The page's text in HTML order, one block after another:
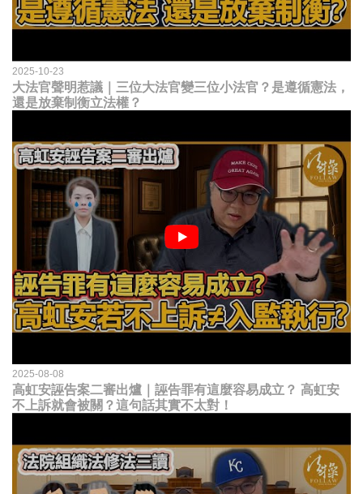
2025-10-23
大法官聲明惹議｜三位大法官變三位小法官？是遵循憲法，
還是放棄制衡立法權？
2025-08-08
高虹安誣告案二審出爐｜誣告罪有這麼容易成立？ 高虹安
不上訴就會被關？這句話其實不太對！